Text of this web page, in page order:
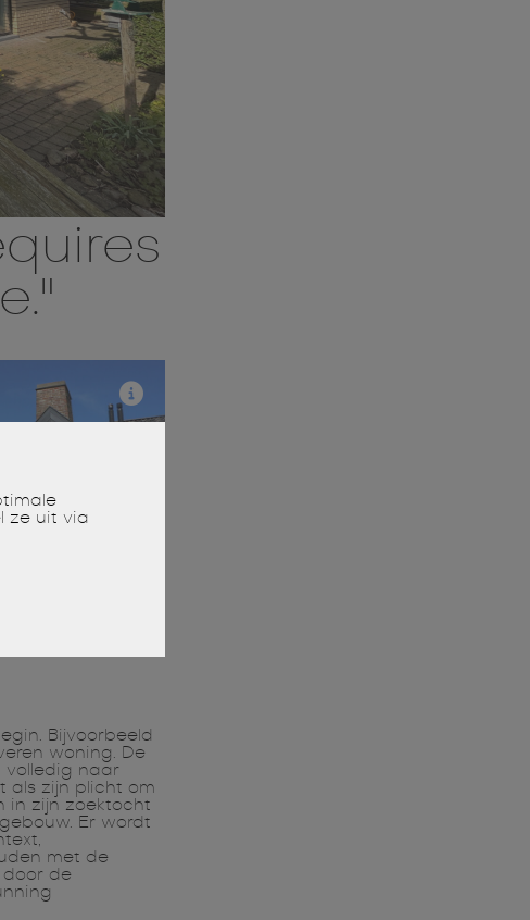
Bijvoorbeeld
woning. De
volledig naar
als zijn plicht om
in zijn zoektocht
Er wordt
met de
door de
ze uit via